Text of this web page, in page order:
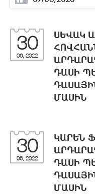
30
06, 2022
ՍԵՎԱԿ
ԴԱՍԻ
ՄԱՍԻՆ
30
06, 2022
ԿԱՐԵՆ
ԴԱՍԻ
ՄԱՍԻՆ